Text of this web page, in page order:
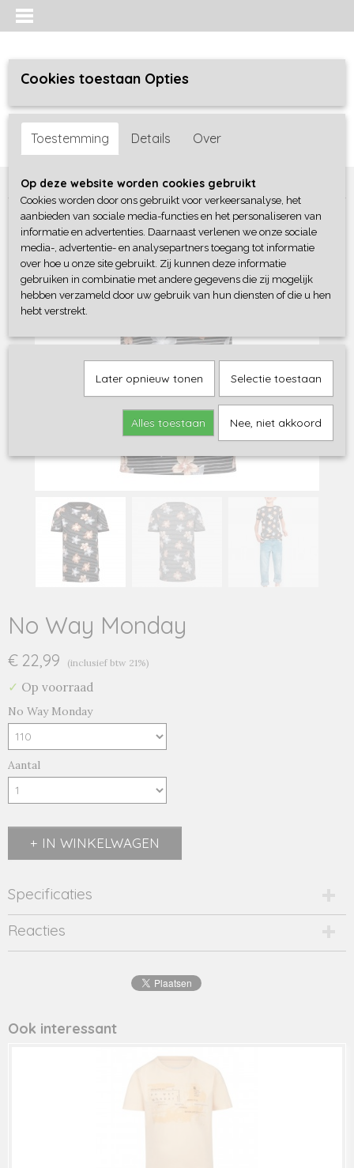
Inloggen Registreren
Home >Jongens>Shirts / Polo's / Overhemd>No Way Monday
No Way Monday
€ 22,99 (inclusief btw 21%)
✓ Op voorraad
No Way Monday
Aantal
IN WINKELWAGEN
Specificaties
Productcode
2697-15396
Productcode leverancier
Reacties
Ook interessant
Cookies toestaan Opties
Toestemming Details Over
Op deze website worden cookies gebruikt
Cookies worden door ons gebruikt voor verkeersanalyse, het
aanbieden van sociale media-functies en het personaliseren van
informatie en advertenties. Daarnaast verlenen we onze sociale
media-, advertentie- en analysepartners toegang tot informatie
over hoe u onze site gebruikt. Zij kunnen deze informatie
gebruiken in combinatie met andere gegevens die zij mogelijk
hebben verzameld door uw gebruik van hun diensten of die u hen
hebt verstrekt.
Later opnieuw tonen Selectie toestaan
Alles toestaan Nee, niet akkoord